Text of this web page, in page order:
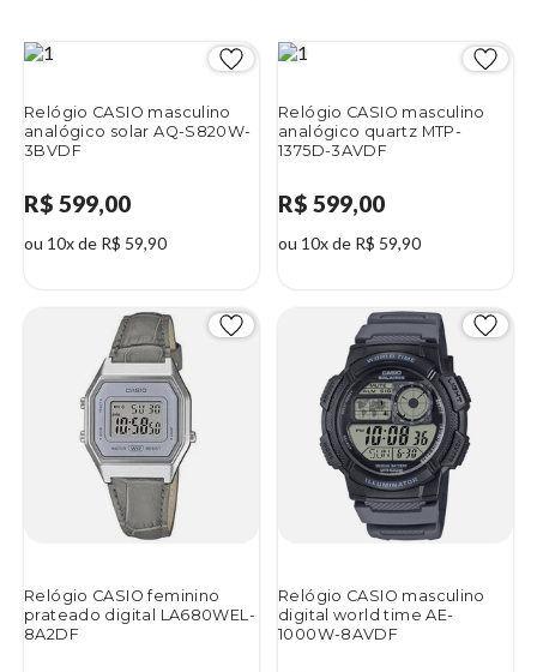
Relógio CASIO masculino
analógico solar AQ-S820W-
3BVDF
R$ 599,00
ou 10x de R$ 59,90
Relógio CASIO masculino
analógico quartz MTP-
1375D-3AVDF
R$ 599,00
ou 10x de R$ 59,90
Relógio CASIO feminino
prateado digital LA680WEL-
8A2DF
Relógio CASIO masculino
digital world time AE-
1000W-8AVDF